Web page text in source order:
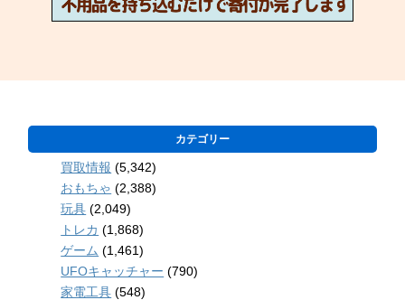
カテゴリー
買取情報 (5,342)
おもちゃ (2,388)
玩具 (2,049)
トレカ (1,868)
ゲーム (1,461)
UFOキャッチャー (790)
家電工具 (548)